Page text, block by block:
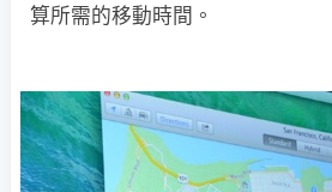
算所需的移動時間。